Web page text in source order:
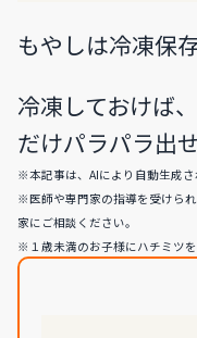
もやしは冷凍保
冷凍しておけば
だけパラパラ出
※本記事は、AIにより自動生成さ
※医師や専門家の指導を受けら
家にご相談ください。
※１歳未満のお子様にハチミツを